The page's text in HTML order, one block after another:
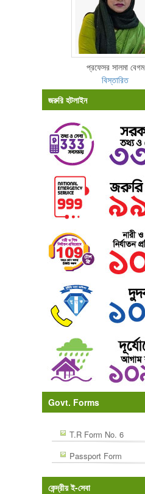
প্রফেসর সালমা বেগম
বিস্তারিত
জরুরি হটলাইন
Govt. Forms
T.R Form No. 6
Passport Form
কেন্দ্রীয় ই-সেবা